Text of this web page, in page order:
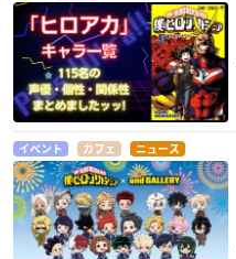
イベント カフェ ニュース